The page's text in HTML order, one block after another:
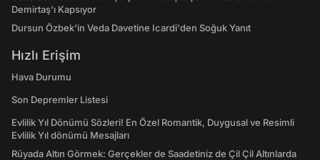
Demirtaş'ı Kapsıyor
Dursun Özbek'in Veda Davetine Icardi'den Soğuk Yanıt
Hızlı Erişim
Hava Durumu
Son Depremler Listesi
Evlilik Yıl Dönümü Sözleri! En Özel Romantik, Duygusal ve Resimli
Evlilik Yıl dönümü Mesajları
Rüyada Altın Görmek: Gerçekler de Saadetiniz de Çil Çil Altınlarda